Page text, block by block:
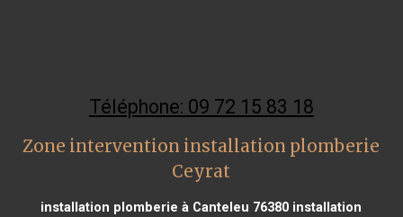
Téléphone: 09 72 15 83 18
Zone intervention installation plomberie
Ceyrat
installation plomberie à Canteleu 76380 installation